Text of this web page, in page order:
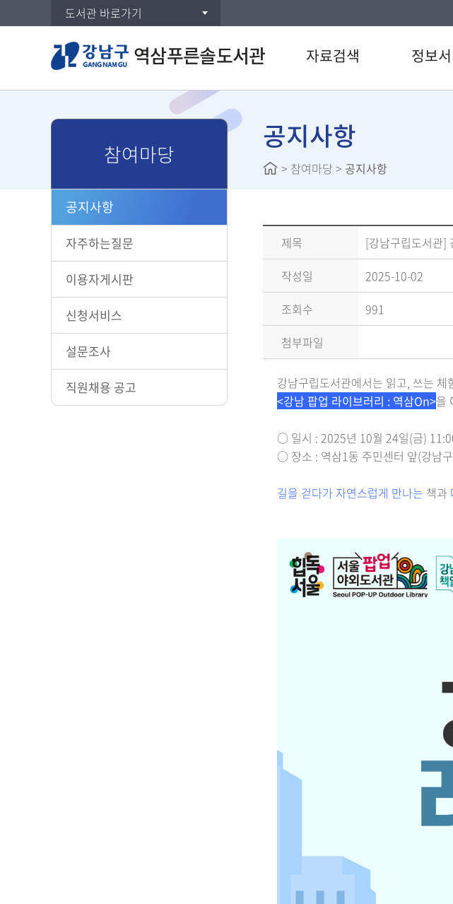
도서관 바로가기
역삼푸른솔도서관 자료검색
연속간행물
DVD/CD검색
주제별검색
대출베스트
공공도서관 인기도서
희망도서신청
정보
책바다서비
원문정보서
역삼푸른솔
북큐레이션
참여마당
공지사항
자주하는질문
이용자게시판
신청서비스
설문조사
직원채용 공고
공지사항
> 참여마당 > 공지사항
제목
[강남구립도서관]
작성일
2025-10-02
조회수
991
첨부파일
강남구립도서관에서는 읽고, 쓰는 체
<강남 팝업 라이브러리 : 역삼On>을
○ 일시 : 2025년 10월 24일(금)
○ 장소 : 역삼1동 주민센터 앞(강남
길을 걷다가 자연스럽게 만나는 책과